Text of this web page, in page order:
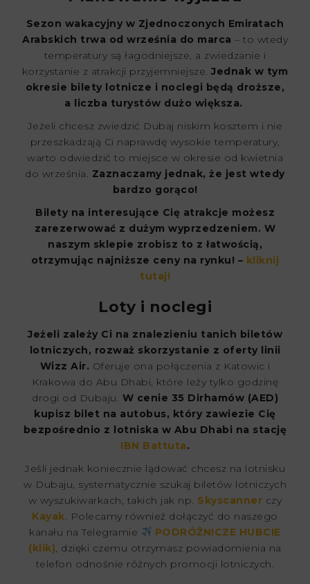
Sezon wakacyjny w Zjednoczonych Emiratach
Arabskich trwa od września do marca – to wtedy
temperatury są łagodniejsze, a zwiedzanie i
korzystanie z atrakcji przyjemniejsze.Jednak w tym
okresie bilety lotnicze i noclegi będą droższe,
a liczba turystów dużo większa.
Jeżeli chcesz zwiedzić Dubaj niskim kosztem i nie
przeszkadzają Ci naprawdę wysokie temperatury,
warto odwiedzić to miejsce w okresie od kwietnia
do września. Zaznaczamy jednak, że jest wtedy
bardzo gorąco!
Bilety na interesujące Cię atrakcje możesz
zarezerwować z dużym wyprzedzeniem. W
naszym sklepie zrobisz to z łatwością,
otrzymując najniższe ceny na rynku! – kliknij
tutaj!
Loty i noclegi
Jeżeli zależy Ci na znalezieniu tanich biletów
lotniczych, rozważ skorzystanie z oferty linii
Wizz Air. Oferuje ona połączenia z Katowic i
Krakowa do Abu Dhabi, które leży tylko godzinę
drogi od Dubaju. W cenie 35 Dirhamów (AED)
kupisz bilet na autobus, który zawiezie Cię
bezpośrednio z lotniska w Abu Dhabi na stację
IBN Battuta.
Jeśli jednak koniecznie lądować chcesz na lotnisku
w Dubaju, systematycznie szukaj biletów lotniczych
w wyszukiwarkach, takich jak np. Skyscanner czy
Kayak . Polecamy również dołączyć do naszego
kanału na Telegramie
PODRÓŻNICZE HUBCIE
(klik) , dzięki czemu otrzymasz powiadomienia na
telefon odnośnie różnych promocji lotniczych.